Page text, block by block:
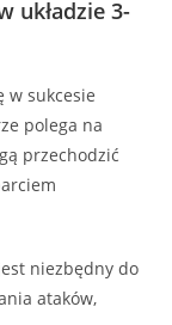
układzie 3-
w sukcesie
polega na
przechodzić
niezbędny do
ataków,